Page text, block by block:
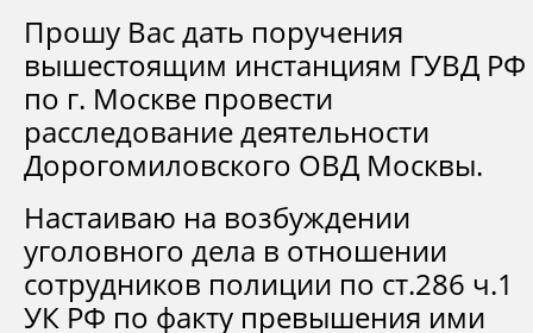
Прошу Вас дать поручения
вышестоящим инстанциям ГУВД РФ
по г. Москве провести
расследование деятельности
Дорогомиловского ОВД Москвы.
Настаиваю на возбуждении
уголовного дела в отношении
сотрудников полиции по ст.286 ч.1
УК РФ по факту превышения ими